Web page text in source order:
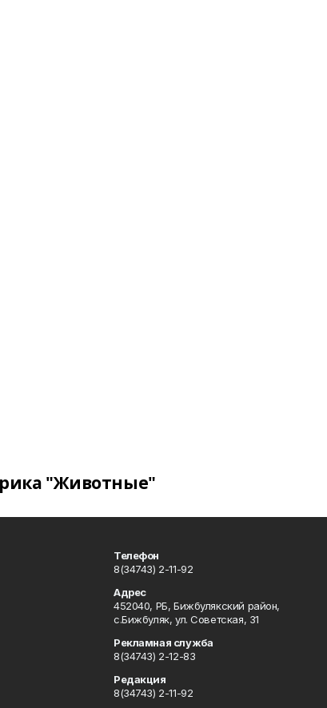
"Животные"
Телефон
8(34743) 2-11-92
Адрес
452040, РБ, Бижбулякский район,
с.Бижбуляк, ул. Советская, 31
Рекламная служба
8(34743) 2-12-83
Редакция
8(34743) 2-11-92